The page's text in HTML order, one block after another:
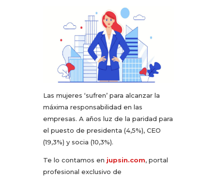
Las mujeres ‘sufren’ para alcanzar la
máxima responsabilidad en las
empresas. A años luz de la paridad para
el puesto de presidenta (4,5%), CEO
(19,3%) y socia (10,3%).
Te lo contamos en jupsin.com, portal
profesional exclusivo de